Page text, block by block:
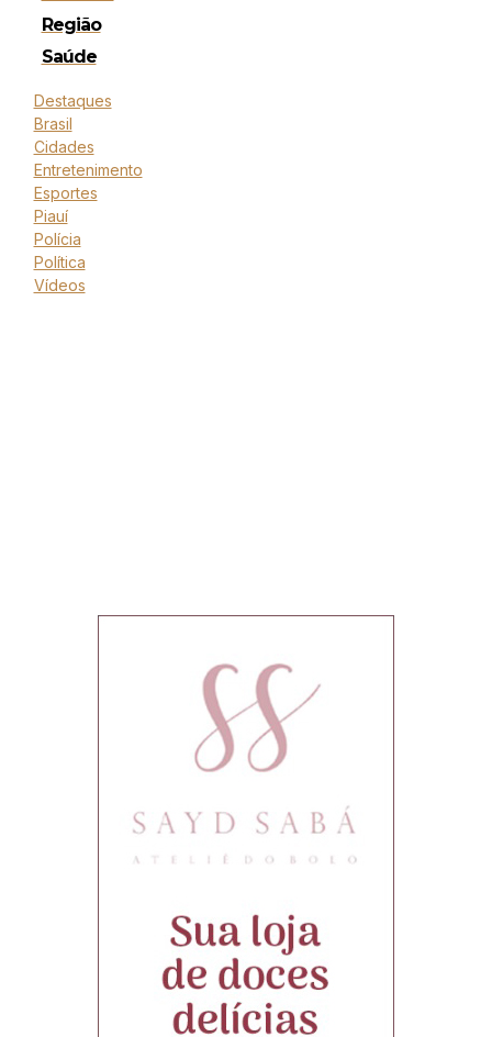
Região
Saúde
Destaques
Brasil
Cidades
Entretenimento
Esportes
Piauí
Polícia
Política
Vídeos